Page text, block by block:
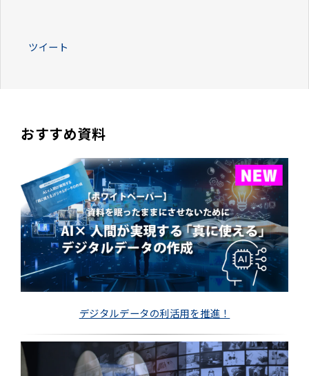
ツイート
おすすめ資料
デジタルデータの利活用を推進！